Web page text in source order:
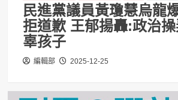
民進黨議員黃瓊慧烏龍
拒道歉 王郁揚轟:政治
辜孩子
編輯部 2025-12-25